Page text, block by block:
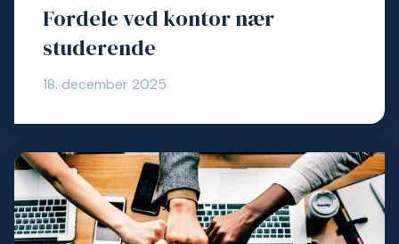
Fordele ved kontor nær
studerende
18. december 2025